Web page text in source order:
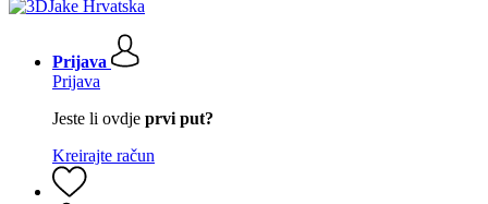
Prijava
Prijava
Jeste li ovdje prvi put?
Kreirajte račun